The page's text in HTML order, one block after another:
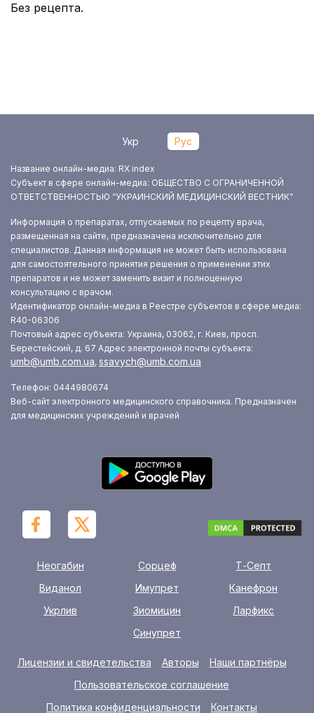
Без рецепта.
Укр Рус
Название онлайн-медиа: RX index
Субъект в сфере онлайн-медиа: ОБЩЕСТВО С ОГРАНИЧЕННОЙ
ОТВЕТСТВЕННОСТЬЮ “УКРАИНСКИЙ МЕДИЦИНСКИЙ ВЕСТНИК”
Информация о препаратах, отпускаемых по рецепту врача,
размещенная на сайте, предназначена исключительно для
специалистов. Данная информация не может быть использована
для самостоятельного принятия решения о применении этих
препаратов и не может заменить визит и полноценную
консультацию с врачом.
Идентификатор онлайн-медиа в Реестре субъектов в сфере медиа:
R40-06306
Почтовый адрес субъекта: Украина, 03062, г. Киев, просп.
Берестейский, д. 67 Адрес электронной почты субъекта:
umb@umb.com.ua, ssavych@umb.com.ua
Телефон: 0444980674
Веб-сайт электронного медицинского справочника. Предназначен
для медицинских учреждений и врачей
Неогабин Сорцеф
Т-Септ
Виданол
Имупрет
Канефрон
Укрлив
Зиомицин
Ларфикс
Синупрет
Лицензии и свидетельства Авторы
Наши партнёры
Пользовательское соглашение
Политика конфиденциальности
Контакты